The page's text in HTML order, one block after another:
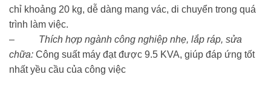
chỉ khoảng 20 kg, dễ dàng mang vác, di chuyển trong quá
trình làm việc.
– Thích hợp ngành công nghiệp nhẹ, lắp ráp, sửa
chữa: Công suất máy đạt được 9.5 KVA, giúp đáp ứng tốt
nhất yều cầu của công việc